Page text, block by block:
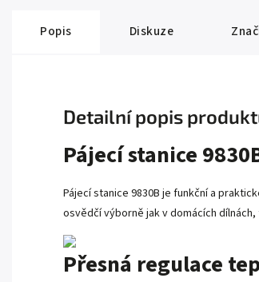
Popis Diskuze
Detailní popis
Pájecí stanice
Pájecí stanice 9830B je funkční a
osvědčí výborně jak v domácích
Přesná regulace